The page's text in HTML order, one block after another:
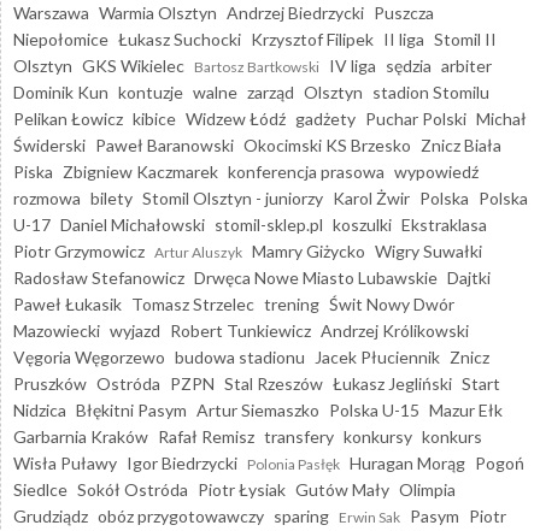
Warszawa Warmia Olsztyn Andrzej Biedrzycki Puszcza
Niepołomice Łukasz Suchocki Krzysztof Filipek II liga Stomil II
Olsztyn GKS Wikielec Bartosz Bartkowski IV liga sędzia arbiter
Dominik Kun kontuzje walne zarząd Olsztyn stadion Stomilu
Pelikan Łowicz kibice Widzew Łódź gadżety Puchar Polski Michał
Świderski Paweł Baranowski Okocimski KS Brzesko Znicz Biała
Piska Zbigniew Kaczmarek konferencja prasowa wypowiedź
rozmowa bilety Stomil Olsztyn - juniorzy Karol Żwir Polska Polska
U-17 Daniel Michałowski stomil-sklep.pl koszulki Ekstraklasa
Piotr Grzymowicz Artur Aluszyk Mamry Giżycko Wigry Suwałki
Radosław Stefanowicz Drwęca Nowe Miasto Lubawskie Dajtki
Paweł Łukasik Tomasz Strzelec trening Świt Nowy Dwór
Mazowiecki wyjazd Robert Tunkiewicz Andrzej Królikowski
Vęgoria Węgorzewo budowa stadionu Jacek Płuciennik Znicz
Pruszków Ostróda PZPN Stal Rzeszów Łukasz Jegliński Start
Nidzica Błękitni Pasym Artur Siemaszko Polska U-15 Mazur Ełk
Garbarnia Kraków Rafał Remisz transfery konkursy konkurs
Wisła Puławy Igor Biedrzycki Polonia Pasłęk Huragan Morąg Pogoń
Siedlce Sokół Ostróda Piotr Łysiak Gutów Mały Olimpia
Grudziądz obóz przygotowawczy sparing Erwin Sak Pasym Piotr